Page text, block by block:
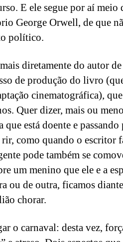
E ele segue por aí meio
George Orwell, de que
político.
diretamente do autor
de produção do livro
cinematográfica),
Quer dizer, mais ou
que está doente e
rir, como quando o escritor
pode também se
um menino que ele e a
ou de outra, ficamos
chorar.
o carnaval: desta vez,